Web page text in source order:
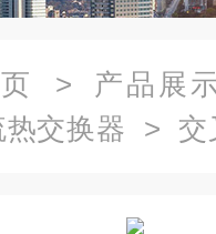
> 产品展
交换器 > 交